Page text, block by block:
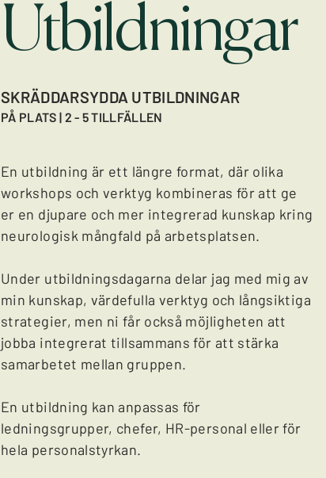
Utbildningar
SKRÄDDARSYDDA UTBILDNINGAR
PÅ PLATS | 2 - 5 TILLFÄLLEN
En utbildning är ett längre format, där olika
workshops och verktyg kombineras för att ge
er en djupare och mer integrerad kunskap kring
neurologisk mångfald på arbetsplatsen.
Under utbildningsdagarna delar jag med mig av
min kunskap, värdefulla verktyg och långsiktiga
strategier, men ni får också möjligheten att
jobba integrerat tillsammans för att stärka
samarbetet mellan gruppen. ​
En utbildning kan anpassas för
ledningsgrupper, chefer, HR-personal eller för
hela personalstyrkan.